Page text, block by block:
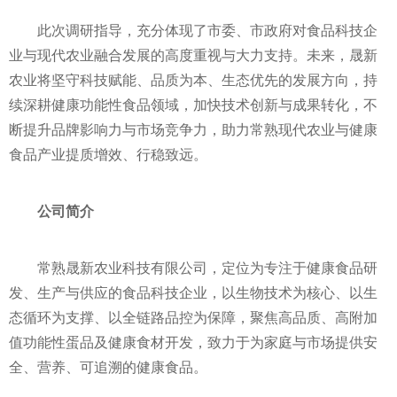
此次调研指导，充分体现了市委、市政府对食品科技企
业与现代农业融合发展的高度重视与大力支持。未来，晟新
农业将坚守科技赋能、品质为本、生态优先的发展方向，持
续深耕健康功能性食品领域，加快技术创新与成果转化，不
断提升品牌影响力与市场竞争力，助力常熟现代农业与健康
食品产业提质增效、行稳致远。
公司简介
常熟晟新农业科技有限公司，定位为专注于健康食品研
发、生产与供应的食品科技企业，以生物技术为核心、以生
态循环为支撑、以全链路品控为保障，聚焦高品质、高附加
值功能性蛋品及健康食材开发，致力于为家庭与市场提供安
全、营养、可追溯的健康食品。